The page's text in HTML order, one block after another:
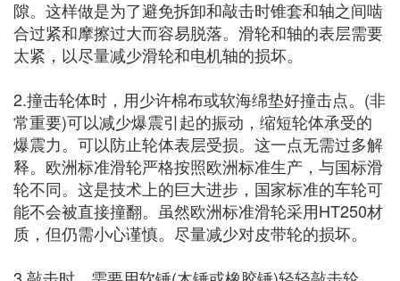
隙。这样做是为了避免拆卸和敲击时锥套和轴之间啮
合过紧和摩擦过大而容易脱落。滑轮和轴的表层需要
太紧，以尽量减少滑轮和电机轴的损坏。
2.撞击轮体时，用少许棉布或软海绵垫好撞击点。(非
常重要)可以减少爆震引起的振动，缩短轮体承受的
爆震力。可以防止轮体表层受损。这一点无需过多解
释。欧洲标准滑轮严格按照欧洲标准生产，与国标滑
轮不同。这是技术上的巨大进步，国家标准的车轮可
能不会被直接撞翻。虽然欧洲标准滑轮采用HT250材
质，但仍需小心谨慎。尽量减少对皮带轮的损坏。